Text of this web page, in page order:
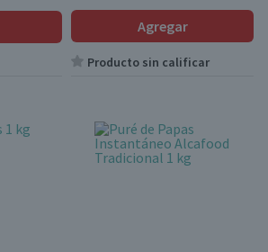
Agregar
Producto sin calificar